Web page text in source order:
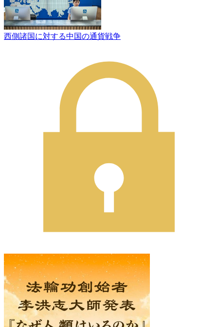
西側諸国に対する中国の通貨戦争